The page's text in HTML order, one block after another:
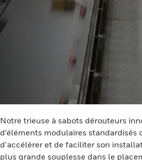
Notre trieuse à sabots dérouteurs
d’éléments modulaires
d’accélérer et de faciliter son
plus grande souplesse dans le